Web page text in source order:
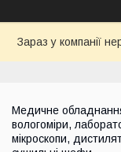
Зараз у компанії
Медичне
вологоміри,
мікроскопи,